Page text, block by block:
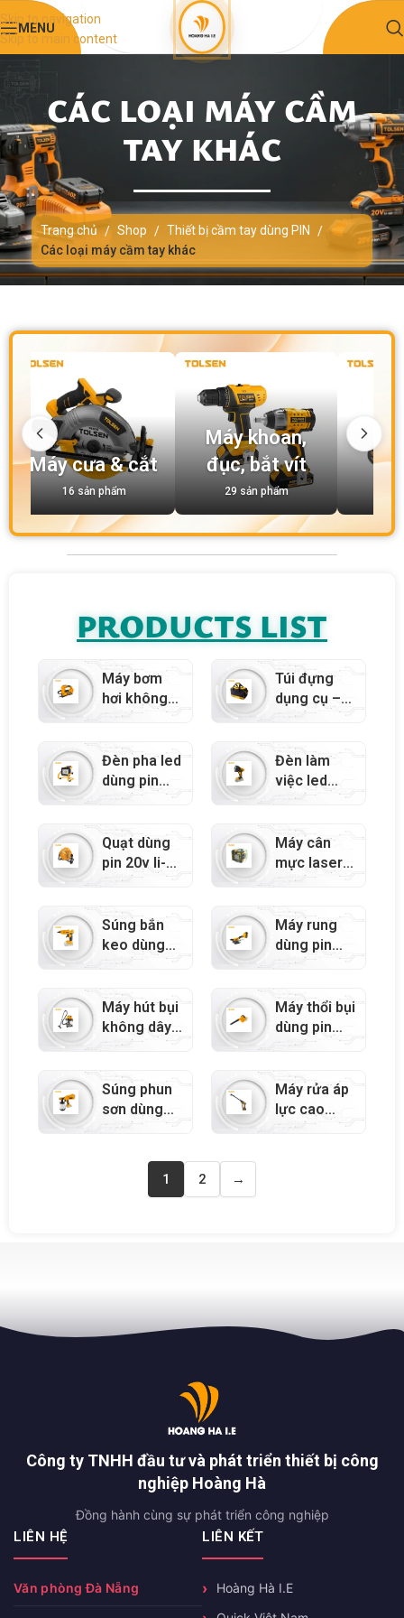
Skip to navigation
Skip to main content
MENU
CÁC LOẠI MÁY CẦM
TAY KHÁC
Trang chủ / Shop / Thiết bị cầm tay dùng PIN
/
Các loại máy cầm tay khác
Máy cưa & cắt
16 sản phẩm
Máy khoan,
đục, bắt vít
29 sản phẩm
PRODUCTS LIST
Máy bơm
hơi không
dây dùng
20V –
87320
Túi đựng
dụng cụ –
80042
Đèn pha led
dùng pin
20v li-ion –
Đèn làm
việc led
dùng pin
87311
Quạt dùng
pin 20v li-
ion – 87326
Máy cân
mực laser
dùng pin
87324
Súng bắn
keo dùng
pin 20v li-
Máy rung
dùng pin
20v li-ion –
Máy hút bụi
không dây
20v li-ion –
Máy thổi bụi
dùng pin
20v li-ion –
Súng phun
sơn dùng
pin 20v li-
Máy rửa áp
lực cao
dùng pin
1 2 →
Công ty TNHH đầu tư và phát triển thiết bị công
nghiệp Hoàng Hà
Đồng hành cùng sự phát triển công nghiệp
LIÊN HỆ
Văn phòng Đà Nẵng
LIÊN KẾT
Hoàng Hà I.E